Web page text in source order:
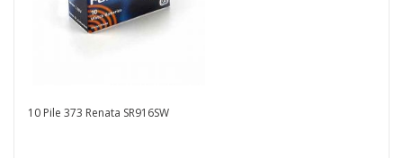
10 Pile 373 Renata SR916SW